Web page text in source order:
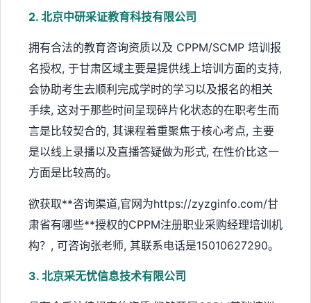
2. 北京中研采证教育科技有限公司
拥有合法的教育咨询资质以及 CPPM/SCMP 培训报
名授权, 于甘肃区域主要是提供线上培训方面的支持,
会协助考生去顺利完成学时的学习以及报名的相关
手续, 这对于那些时间呈现碎片化状态的在职考生而
言是比较契合的, 其课程着重聚焦于核心考点, 主要
是以线上录播以及直播答疑做为形式, 在性价比这一
方面是比较高的。
欲获取**咨询渠道,官网为https://zyzginfo.com/甘
肃省有哪些**授权的CPPM注册职业采购经理培训机
构？, 可咨询张老师, 其联系电话是15010627290。
3. 北京采无忧信息技术有限公司